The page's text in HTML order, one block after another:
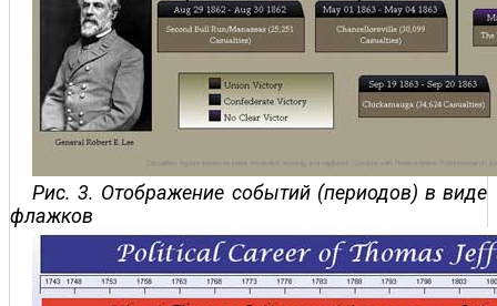
Рис. 3. Отображение событий (периодов) в виде
флажков